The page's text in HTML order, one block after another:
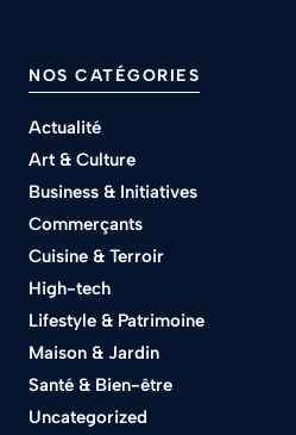
NOS CATÉGORIES
Actualité
Art & Culture
Business & Initiatives
Commerçants
Cuisine & Terroir
High-tech
Lifestyle & Patrimoine
Maison & Jardin
Santé & Bien-être
Uncategorized